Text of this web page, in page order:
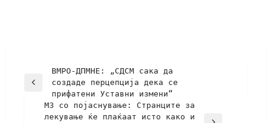
ВМРО-ДПМНЕ: „СДСМ сака да
создаде перцепција дека се
прифатени Уставни измени“
МЗ со појаснување: Странците за
лекување ќе плаќаат исто како и